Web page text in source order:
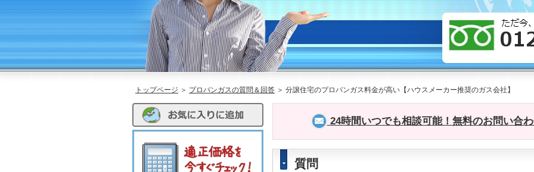
トップページ ＞ プロパンガスの質問＆回答 ＞ 分譲住宅のプロパンガス料金が高い【ハウスメーカー推奨のガス会社】
24時間いつでも相談可能！無料のお問い合
質問